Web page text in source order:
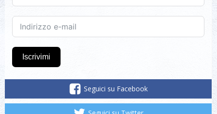
Iscrivimi
Seguici su Facebook